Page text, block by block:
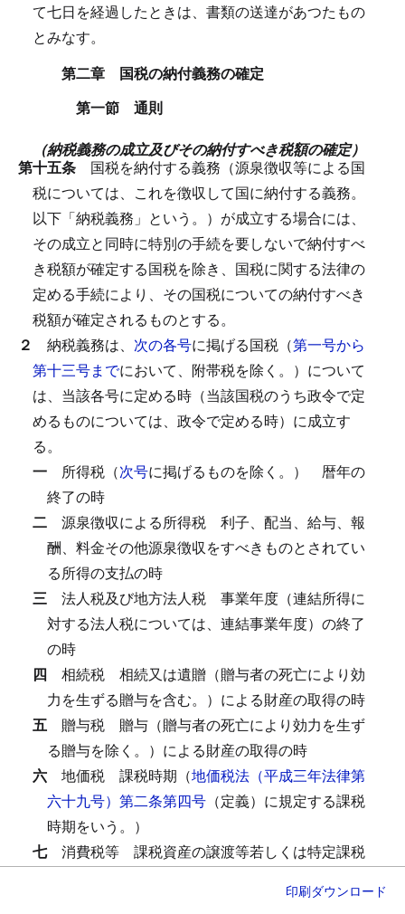
て七日を経過したときは、書類の送達があつたもの
とみなす。
第二章 国税の納付義務の確定
第一節 通則
（納税義務の成立及びその納付すべき税額の確定）
第十五条 国税を納付する義務（源泉徴収等による国
税については、これを徴収して国に納付する義務。
以下「納税義務」という。）が成立する場合には、
その成立と同時に特別の手続を要しないで納付すべ
き税額が確定する国税を除き、国税に関する法律の
定める手続により、その国税についての納付すべき
税額が確定されるものとする。
２ 納税義務は、 次の各号に掲げる国税（第一号から
第十三号までにおいて、附帯税を除く。）について
は、当該各号に定める時（当該国税のうち政令で定
めるものについては、政令で定める時）に成立す
る。
一 所得税（次号に掲げるものを除く。）
暦年の
終了の時
二 源泉徴収による所得税
利子、配当、給与、報
酬、料金その他源泉徴収をすべきものとされてい
る所得の支払の時
三 法人税及び地方法人税
事業年度（連結所得に
対する法人税については、連結事業年度）の終了
の時
四 相続税
相続又は遺贈（贈与者の死亡により効
力を生ずる贈与を含む。）による財産の取得の時
五 贈与税
贈与（贈与者の死亡により効力を生ず
る贈与を除く。）による財産の取得の時
六 地価税 課税時期（地価税法（平成三年法律第
六十九号）第二条第四号 （定義）に規定する課税
時期をいう。）
七 消費税等
課税資産の譲渡等若しくは特定課税
税については石油ガスの充塡場とし、石油石炭税
印刷ダウンロード